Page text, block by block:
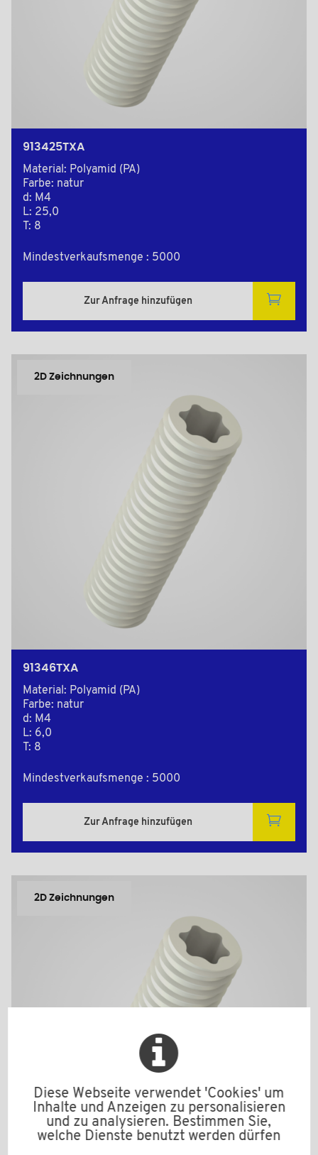
913425TXA
Material: Polyamid (PA)
Farbe: natur
d: M4
L: 25,0
T: 8
Mindestverkaufsmenge : 5000
Zur Anfrage hinzufügen
2D Zeichnungen
91346TXA
Material: Polyamid (PA)
Farbe: natur
d: M4
L: 6,0
T: 8
Mindestverkaufsmenge : 5000
Zur Anfrage hinzufügen
2D Zeichnungen
Diese Webseite verwendet 'Cookies' um
Inhalte und Anzeigen zu personalisieren
und zu analysieren. Bestimmen Sie,
welche Dienste benutzt werden dürfen